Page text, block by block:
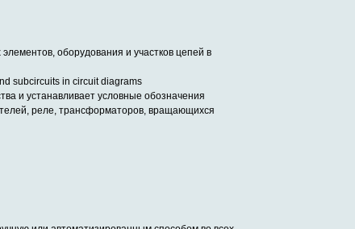
оборудования и участков цепей в
subcircuits in circuit diagrams
и устанавливает условные обозначения
реле, трансформаторов, вращающихся